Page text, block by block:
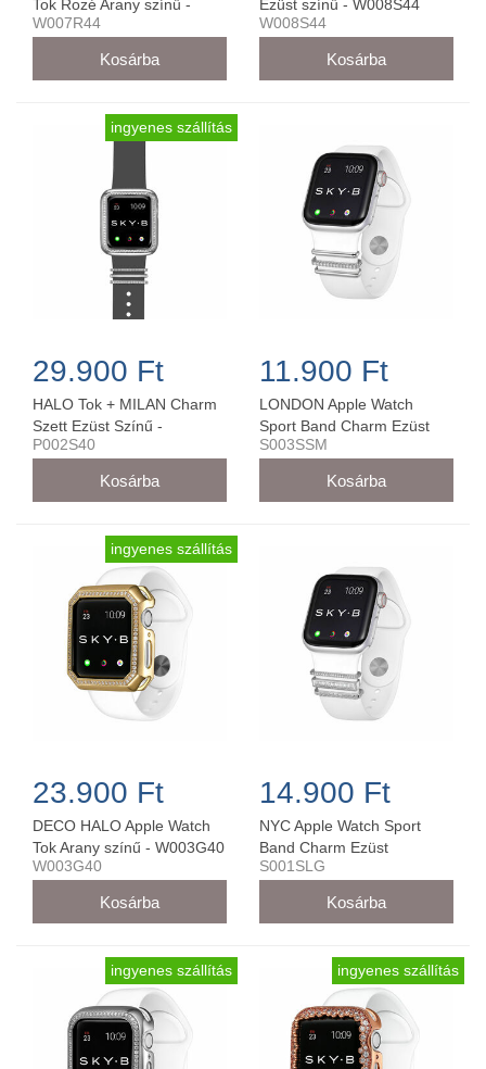
Tok Rozé Arany színű -
W007R44
W007R44
Ezüst színű - W008S44
W008S44
ingyenes szállítás
29.900 Ft
HALO Tok + MILAN Charm
Szett Ezüst Színű -
P002S40 (40 mm-es órára)
P002S40
11.900 Ft
LONDON Apple Watch
Sport Band Charm Ezüst
38MM/40MM - S003SSM
S003SSM
ingyenes szállítás
23.900 Ft
DECO HALO Apple Watch
Tok Arany színű - W003G40
W003G40
14.900 Ft
NYC Apple Watch Sport
Band Charm Ezüst
42MM/44MM - S001SLG
S001SLG
ingyenes szállítás ingyenes szállítás